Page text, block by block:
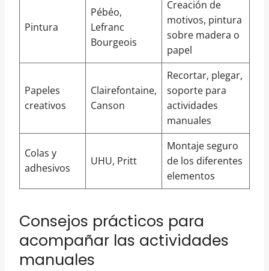
Pintura
Pébéo,
Lefranc
Bourgeois
Creación de
motivos, pintura
sobre madera o
papel
Papeles
creativos
Clairefontaine,
Canson
Recortar, plegar,
soporte para
actividades
manuales
Colas y
adhesivos
UHU, Pritt
Montaje seguro
de los diferentes
elementos
Consejos prácticos para
acompañar las actividades
manuales